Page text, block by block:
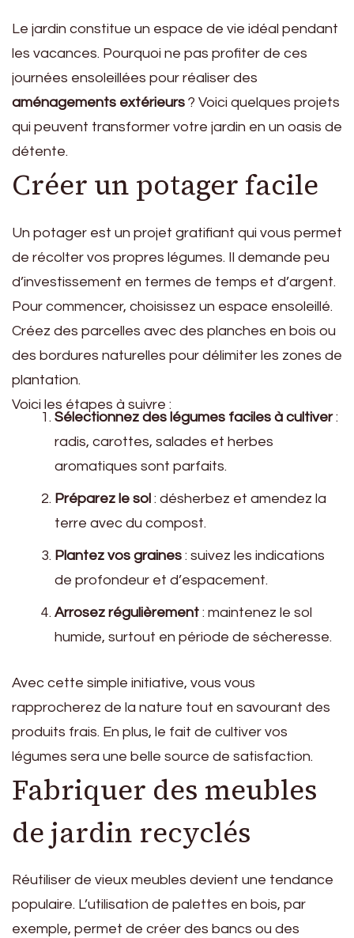
Le jardin constitue un espace de vie idéal pendant
les vacances. Pourquoi ne pas profiter de ces
journées ensoleillées pour réaliser des
aménagements extérieurs ? Voici quelques projets
qui peuvent transformer votre jardin en un oasis de
détente.
Créer un potager facile
Un potager est un projet gratifiant qui vous permet
de récolter vos propres légumes. Il demande peu
d’investissement en termes de temps et d’argent.
Pour commencer, choisissez un espace ensoleillé.
Créez des parcelles avec des planches en bois ou
des bordures naturelles pour délimiter les zones de
plantation.
Voici les étapes à suivre :
Sélectionnez des légumes faciles à cultiver:
radis, carottes, salades et herbes
aromatiques sont parfaits.
Préparez le sol : désherbez et amendez la
terre avec du compost.
Plantez vos graines : suivez les indications
de profondeur et d’espacement.
Arrosez régulièrement : maintenez le sol
humide, surtout en période de sécheresse.
Avec cette simple initiative, vous vous
rapprocherez de la nature tout en savourant des
produits frais. En plus, le fait de cultiver vos
légumes sera une belle source de satisfaction.
Fabriquer des meubles
de jardin recyclés
Réutiliser de vieux meubles devient une tendance
populaire. L’utilisation de palettes en bois, par
exemple, permet de créer des bancs ou des